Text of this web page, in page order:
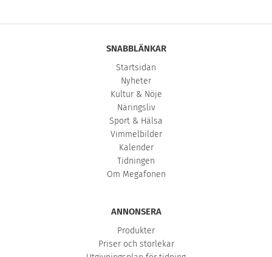
SNABBLÄNKAR
Startsidan
Nyheter
Kultur & Nöje
Näringsliv
Sport & Hälsa
Vimmelbilder
Kalender
Tidningen
Om Megafonen
ANNONSERA
Produkter
Priser och storlekar